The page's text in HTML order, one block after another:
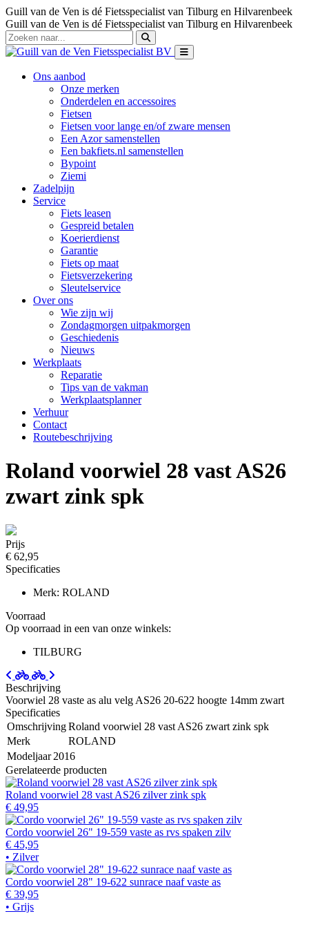
Guill van de Ven is dé Fietsspecialist van Tilburg en Hilvarenbeek
Guill van de Ven is dé Fietsspecialist van Tilburg en Hilvarenbeek
Ons aanbod
Onze merken
Onderdelen en accessoires
Fietsen
Fietsen voor lange en/of zware mensen
Een Azor samenstellen
Een bakfiets.nl samenstellen
Bypoint
Ziemi
Zadelpijn
Service
Fiets leasen
Gespreid betalen
Koerierdienst
Garantie
Fiets op maat
Fietsverzekering
Sleutelservice
Over ons
Wie zijn wij
Zondagmorgen uitpakmorgen
Geschiedenis
Nieuws
Werkplaats
Reparatie
Tips van de vakman
Werkplaatsplanner
Verhuur
Contact
Routebeschrijving
Roland voorwiel 28 vast AS26
zwart zink spk
Prijs
€ 62,95
Specificaties
Merk: ROLAND
Voorraad
Op voorraad in een van onze winkels:
TILBURG
Beschrijving
Voorwiel 28 vaste as alu velg AS26 20-622 hoogte 14mm zwart
Specificaties
OmschrijvingRoland voorwiel 28 vast AS26 zwart zink spk
Merk
ROLAND
Modeljaar 2016
Gerelateerde producten
Roland voorwiel 28 vast AS26 zilver zink spk
€ 49,95
Cordo voorwiel 26" 19-559 vaste as rvs spaken zilv
€ 45,95
• Zilver
Cordo voorwiel 28" 19-622 sunrace naaf vaste as
€ 39,95
• Grijs